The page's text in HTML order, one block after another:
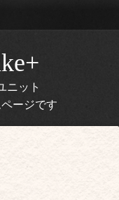
ニット
ページです